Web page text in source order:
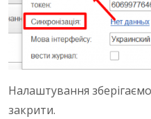
Налаштування
закрити.